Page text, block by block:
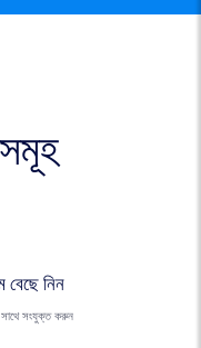
নিন
সাথে সংযুক্ত করুন